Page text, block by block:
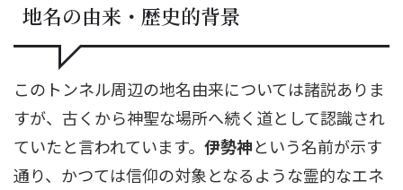
地名の由来・歴史的背景
このトンネル周辺の地名由来については諸説ありま
すが、古くから神聖な場所へ続く道として認識され
ていたと言われています。 伊勢神という名前が示す
通り、かつては信仰の対象となるような霊的なエネ